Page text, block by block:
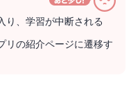
り、学習が中断される
リの紹介ページに遷移す